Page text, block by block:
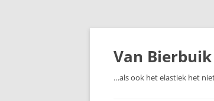
Ga
inhoud
Van
…als ook het elastiek het